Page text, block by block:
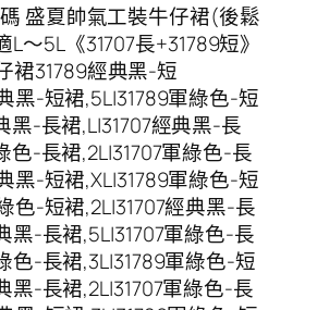
盛夏帥氣工裝牛仔裙(後鬆
～5L《31707長+31789短》
裙31789經典黑-短
黑-短裙,5L|31789軍綠色-短
黑-長裙,L|31707經典黑-長
色-長裙,2L|31707軍綠色-長
黑-短裙,XL|31789軍綠色-短
色-短裙,2L|31707經典黑-長
黑-長裙,5L|31707軍綠色-長
色-長裙,3L|31789軍綠色-短
黑-長裙,2L|31707軍綠色-長